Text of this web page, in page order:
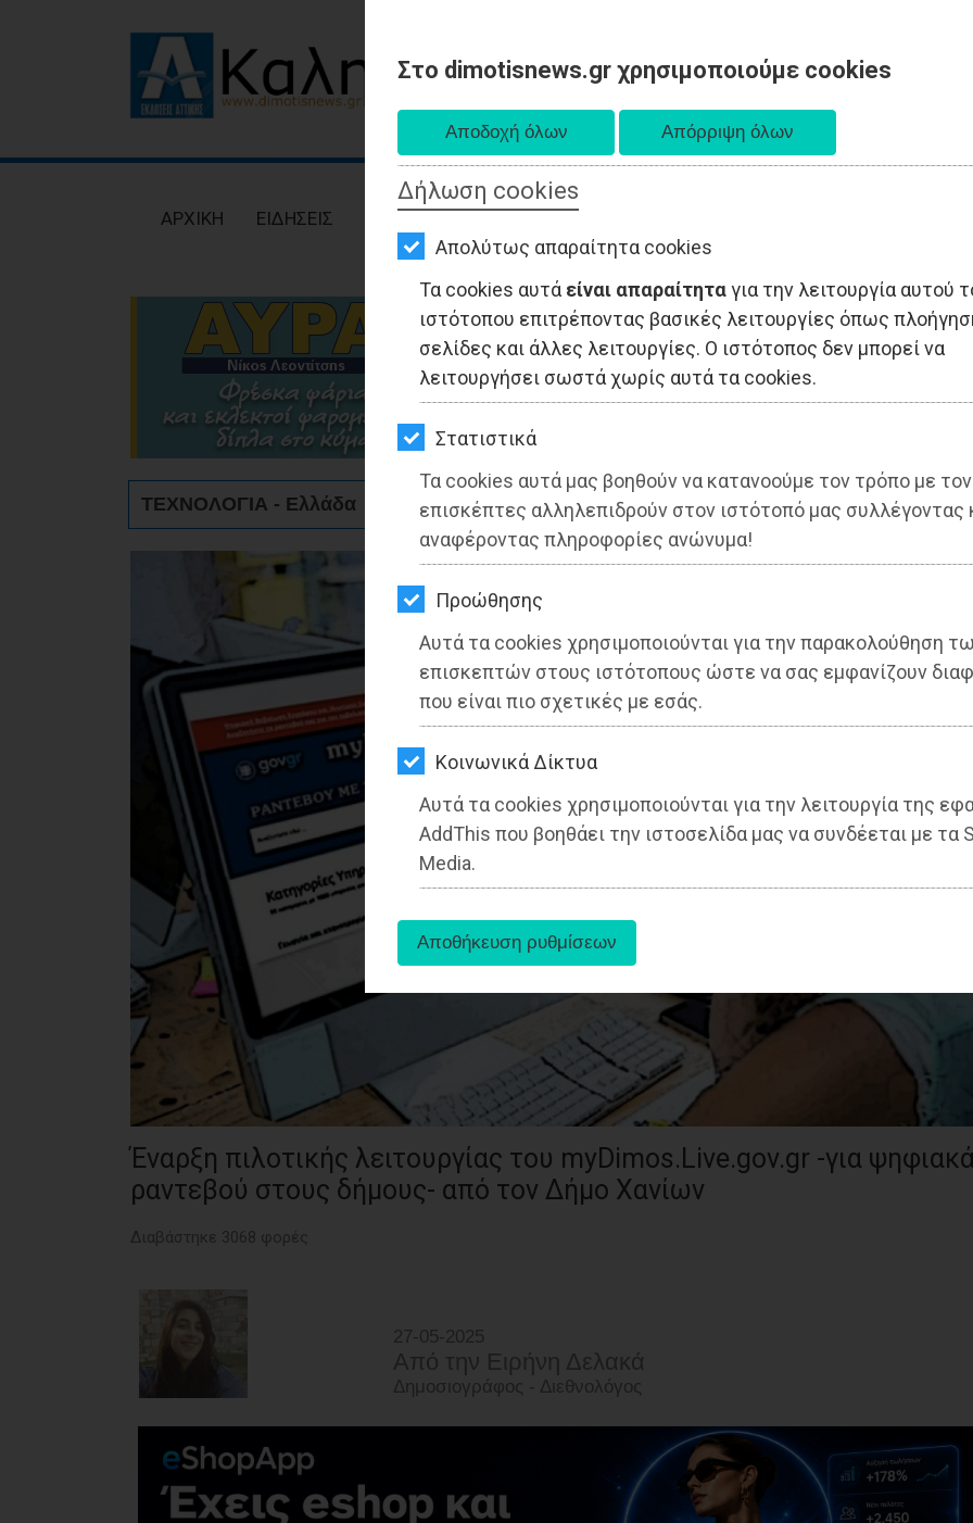
Στο dimotisnews.gr χρησιμοποιούμε cookies
Δήλωση cookies
Απολύτως απαραίτητα cookies
Τα cookies αυτά είναι απαραίτηταγια την λειτουργία αυτού
ιστότοπου επιτρέποντας βασικές λειτουργίες όπως
σελίδες και άλλες λειτουργίες. Ο ιστότοπος δεν μπορεί να
λειτουργήσει σωστά χωρίς αυτά τα cookies.
Στατιστικά
Τα cookies αυτά μας βοηθούν να κατανοούμε τον τρόπο με τον
επισκέπτες αλληλεπιδρούν στον ιστότοπό μας συλλέγοντας
αναφέροντας πληροφορίες ανώνυμα!
Προώθησης
Αυτά τα cookies χρησιμοποιούνται για την παρακολούθηση
επισκεπτών στους ιστότοπους ώστε να σας εμφανίζουν
που είναι πιο σχετικές με εσάς.
Kοινωνικά Δίκτυα
Αυτά τα cookies χρησιμοποιούνται για την λειτουργία της
AddThis που βοηθάει την ιστοσελίδα μας να συνδέεται με τα
Media.
ΕΙΔΗΣΕΙΣ
ΑΘΛΗΤΙΣΜΟΣ
ΠΟΛΙΤΙΣΜΟΣ
ΠΕΡΙΒΑΛΛΟΝ
ΚΑΤΟΙΚΙΔΙΟ
ΕΦΗΜΕΡΙΔΕΣ
ΑΓΟΡΑΣ
ΨΙΘΥΡΟΙ
ΑΠΟΣΤΟΛΗ
AΡΧΙΚΗ ΕΙΔΗΣΕΙΣ
ΤΕΧΝΟΛΟΓΙΑ - Ελλάδα
Έναρξη πιλοτικής λειτουργίας του myDimos.Live.gov.gr -για
ραντεβού στους δήμους- από τον Δήμο Χανίων
Διαβάστηκε 3068 φορές
27-05-2025
Από την Ειρήνη Δελακά
Δημοσιογράφος - Διεθνολόγος